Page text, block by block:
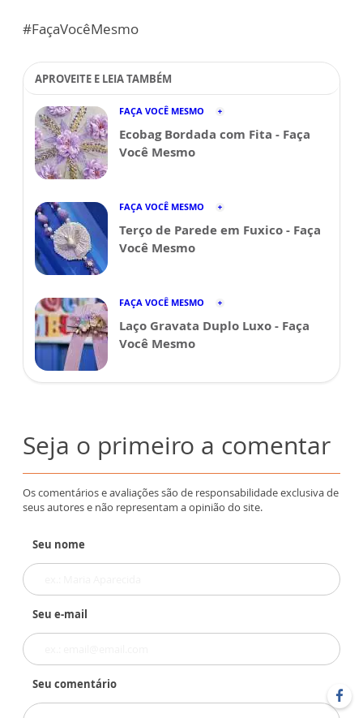
#FaçaVocêMesmo
APROVEITE E LEIA TAMBÉM
FAÇA VOCÊ MESMO
Ecobag Bordada com Fita - Faça
Você Mesmo
FAÇA VOCÊ MESMO
Terço de Parede em Fuxico - Faça
Você Mesmo
FAÇA VOCÊ MESMO
Laço Gravata Duplo Luxo - Faça
Você Mesmo
Seja o primeiro a comentar
Os comentários e avaliações são de responsabilidade exclusiva de
seus autores e não representam a opinião do site.
Seu nome
Seu e-mail
Seu comentário